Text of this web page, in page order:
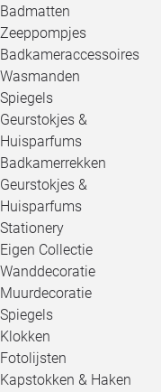
Badmatten
Zeeppompjes
Badkameraccessoires
Wasmanden
Spiegels
Geurstokjes &
Huisparfums
Badkamerrekken
Geurstokjes &
Huisparfums
Stationery
Eigen Collectie
Wanddecoratie
Muurdecoratie
Spiegels
Klokken
Fotolijsten
Kapstokken & Haken